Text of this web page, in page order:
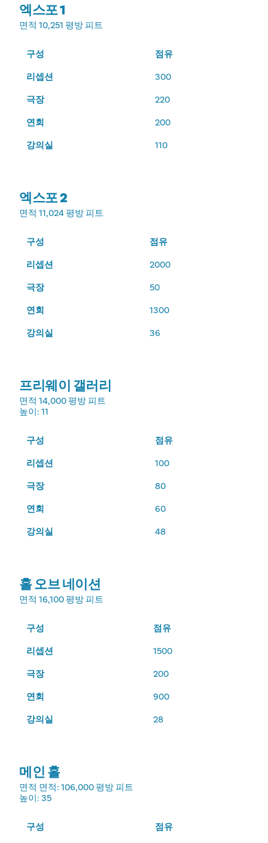
엑스포 1
면적 10,251 평방 피트
구성
점유
리셉션
300
극장
220
연회
200
강의실
110
엑스포 2
면적 11,024 평방 피트
구성
점유
리셉션
2000
극장
50
연회
1300
강의실
36
프리웨이 갤러리
면적 14,000 평방 피트
높이: 11
구성
점유
리셉션
100
극장
80
연회
60
강의실
48
홀 오브 네이션
면적 16,100 평방 피트
구성
점유
리셉션
1500
극장
200
연회
900
강의실
28
메인 홀
면적 면적: 106,000 평방 피트
높이 : 35
구성
점유